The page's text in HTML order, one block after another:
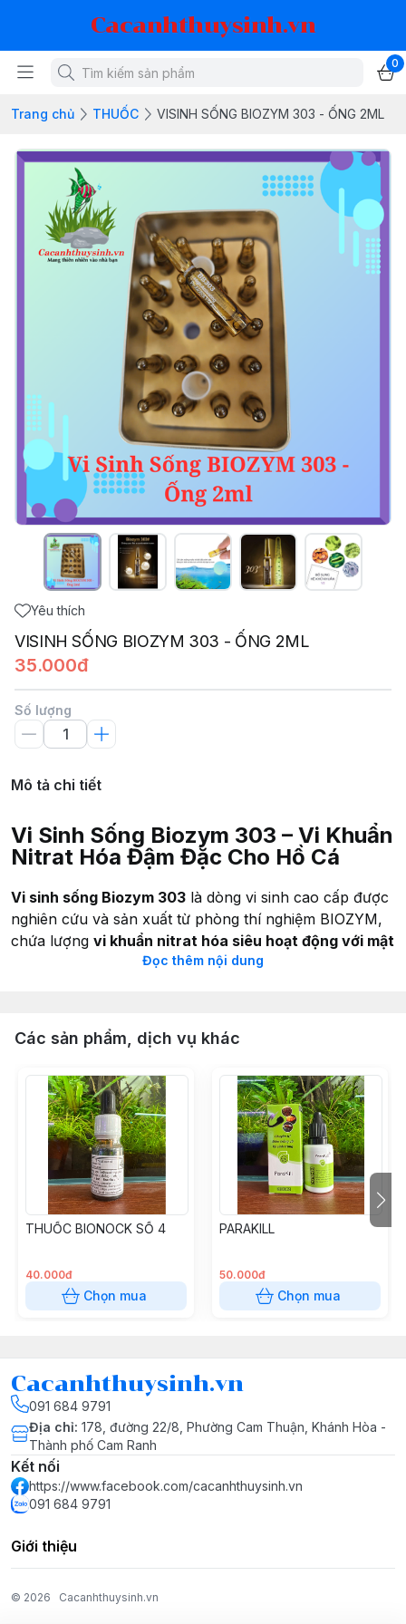
Cacanhthuysinh.vn
0
Trang chủ THUỐC VISINH SỐNG BIOZYM 303 - ỐNG 2ML
Yêu thích
VISINH SỐNG BIOZYM 303 - ỐNG 2ML
35.000đ
Số lượng
Mô tả chi tiết
Vi Sinh Sống Biozym 303 – Vi Khuẩn
Nitrat Hóa Đậm Đặc Cho Hồ Cá
Vi sinh sống Biozym 303 là dòng vi sinh cao cấp được
nghiên cứu và sản xuất từ phòng thí nghiệm BIOZYM,
chứa lượng vi khuẩn nitrat hóa siêu hoạt động với mật
. Sản phẩm giúp xử lý nước nhanh chóng,
Biozym 303 đặc biệt phù hợp sử dụng trong các trường
Xử lý nướckhẩn cấp khi hồ cá gặp sự cố
Sau khi điều trị bệnh cho cá
Khởi tạo hệ vi sinh (Cycle bể) cho hồ mới
Công Dụng Của Vi Sinh Biozym 303
Cung cấphệ vi khuẩn nitrat hóa hoạt động mạnh
Phân hủy nhanhamoniac (NH3), nitrit (NO2) độc hại
Giúpnước ổn định và trong sạch
Ức chế vi khuẩn gây hại
Đọc thêm nội dung
Các sản phẩm, dịch vụ khác
THUỐC BIONOCK SỐ 4
40.000đ
Chọn mua
PARAKILL
50.000đ
Chọn mua
Cacanhthuysinh.vn
091 684 9791
Địa chỉ: 178, đường 22/8, Phường Cam Thuận, Khánh Hòa -
Thành phố Cam Ranh
Kết nối
https://www.facebook.com/cacanhthuysinh.vn
091 684 9791
Giới thiệu
© 2026 Cacanhthuysinh.vn